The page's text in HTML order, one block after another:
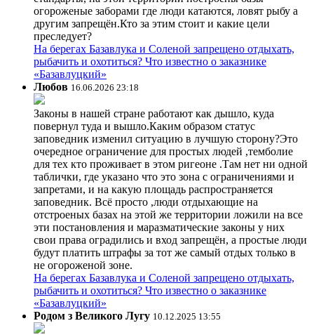
огороженые заборами где люди катаются, ловят рыбу а
другим запрещён.Кто за этим стоит и какие цели
преследует?
На берегах Базавлука и Соленой запрещено отдыхать,
рыбачить и охотиться? Что известно о заказнике
«Базавлуцкий»
Любов 16.06.2026 23:18
Законы в нашей стране работают как дышло, куда
повернул туда и вышло.Каким образом статус
заповедник изменил ситуацию в лучшую сторону?Это
очередное ограничение для простых людей ,темболие
для тех кто проживает в этом ригеоне .Там нет ни одной
таблички, где указано что это зона с ограничениями и
запретами, и на какую площадь распространяется
заповедник. Всё просто ,люди отдыхающие на
отстроеных базах на этой же территории ложили на все
эти постановления и маразматические законы у них
свои права оградились и вход запрещён, а простые люди
будут платить штрафы за тот же самый отдых только в
не огороженой зоне.
На берегах Базавлука и Соленой запрещено отдыхать,
рыбачить и охотиться? Что известно о заказнике
«Базавлуцкий»
Родом з Великого Лугу 10.12.2025 13:55